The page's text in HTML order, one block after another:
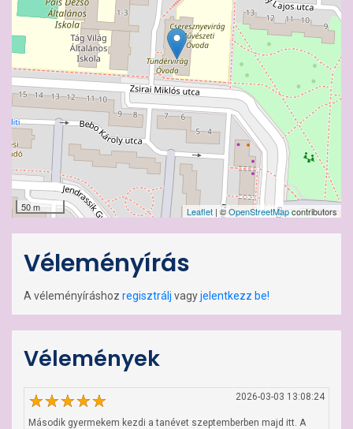
50 m Leaflet | ©OpenStreetMapcontributors
Véleményírás
A véleményíráshoz regisztrálj vagyjelentkezz be!
Vélemények
2026-03-03 13:08:24
Második gyermekem kezdi a tanévet szeptemberben majd itt. A